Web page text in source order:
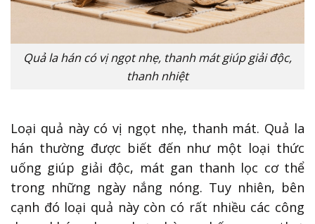
Quả la hán có vị ngọt nhẹ, thanh mát giúp giải độc,
thanh nhiệt
Loại quả này có vị ngọt nhẹ, thanh mát. Quả la
hán thường được biết đến như một loại thức
uống giúp giải độc, mát gan thanh lọc cơ thể
trong những ngày nắng nóng. Tuy nhiên, bên
cạnh đó loại quả này còn có rất nhiều các công